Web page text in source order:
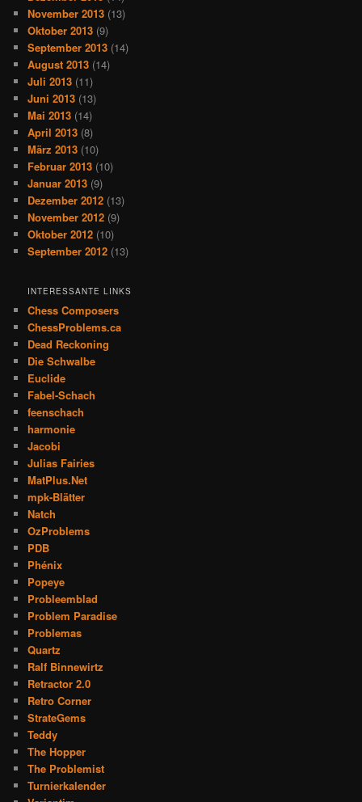
November 2013 (13)
Oktober 2013 (9)
September 2013 (14)
August 2013 (14)
Juli 2013 (11)
Juni 2013 (13)
Mai 2013 (14)
April 2013 (8)
März 2013 (10)
Februar 2013 (10)
Januar 2013 (9)
Dezember 2012 (13)
November 2012 (9)
Oktober 2012 (10)
September 2012 (13)
INTERESSANTE LINKS
Chess Composers
ChessProblems.ca
Dead Reckoning
Die Schwalbe
Euclide
Fabel-Schach
feenschach
harmonie
Jacobi
Julias Fairies
MatPlus.Net
mpk-Blätter
Natch
OzProblems
PDB
Phénix
Popeye
Probleemblad
Problem Paradise
Problemas
Quartz
Ralf Binnewirtz
Retractor 2.0
Retro Corner
StrateGems
Teddy
The Hopper
The Problemist
Turnierkalender